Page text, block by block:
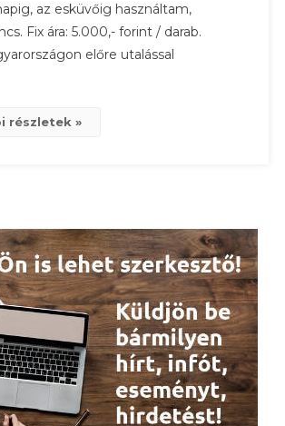
Gyűrű,
6
Mm-
66-
az esküvőig használtam,
Fix ára: 5.000,- forint / darab.
előre utalással
részletek »